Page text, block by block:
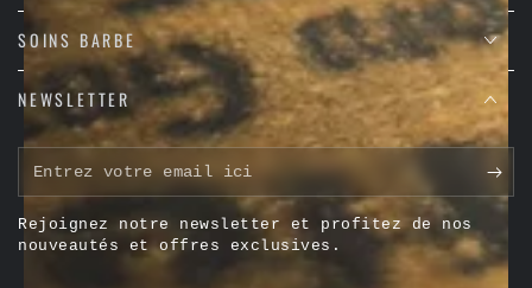
SOINS BARBE
NEWSLETTER
Entrez
votre
email
Rejoignez notre newsletter et profitez de nos
nouveautés et offres exclusives.